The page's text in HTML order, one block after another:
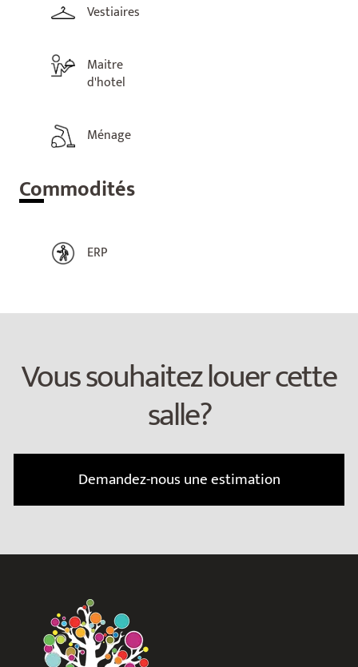
Vestiaires
Maitre
d'hotel
Ménage
Commodités
ERP
Vous souhaitez louer cette
salle?
Demandez-nous une estimation